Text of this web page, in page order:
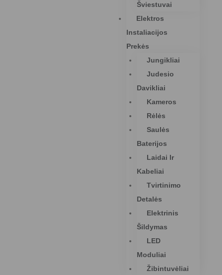
Šviestuvai
Elektros
Instaliacijos
Prekės
Jungikliai
Judesio
Davikliai
Kameros
Rėlės
Saulės
Baterijos
Laidai Ir
Kabeliai
Tvirtinimo
Detalės
Elektrinis
Šildymas
LED
Moduliai
Žibintuvėliai